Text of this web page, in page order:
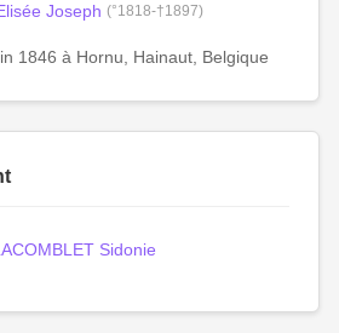
Joseph (°1818-†1897)
1846 à Hornu, Hainaut, Belgique
Sidonie